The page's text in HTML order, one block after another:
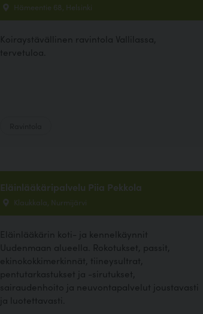
Hämeentie 68, Helsinki
Koiraystävällinen ravintola Vallilassa,
tervetuloa.
Eläinlääkäripalvelu Piia Pekkola
Klaukkala, Nurmijärvi
Eläinlääkärin koti- ja kennelkäynnit
Uudenmaan alueella. Rokotukset, passit,
ekinokokkimerkinnät, tiineysultrat,
pentutarkastukset ja -sirutukset,
sairaudenhoito ja neuvontapalvelut joustavasti
ja luotettavasti.